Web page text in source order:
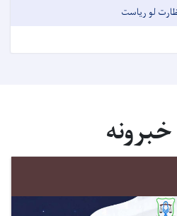
لو ریاست
خبرونه